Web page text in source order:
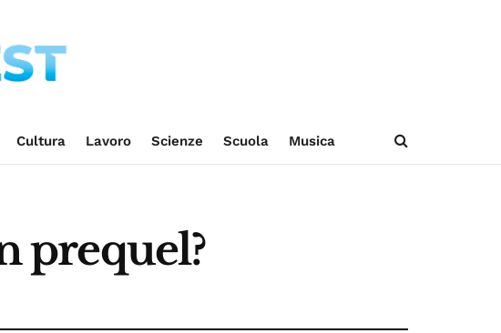
Cultura Lavoro Scienze Scuola Musica
prequel?